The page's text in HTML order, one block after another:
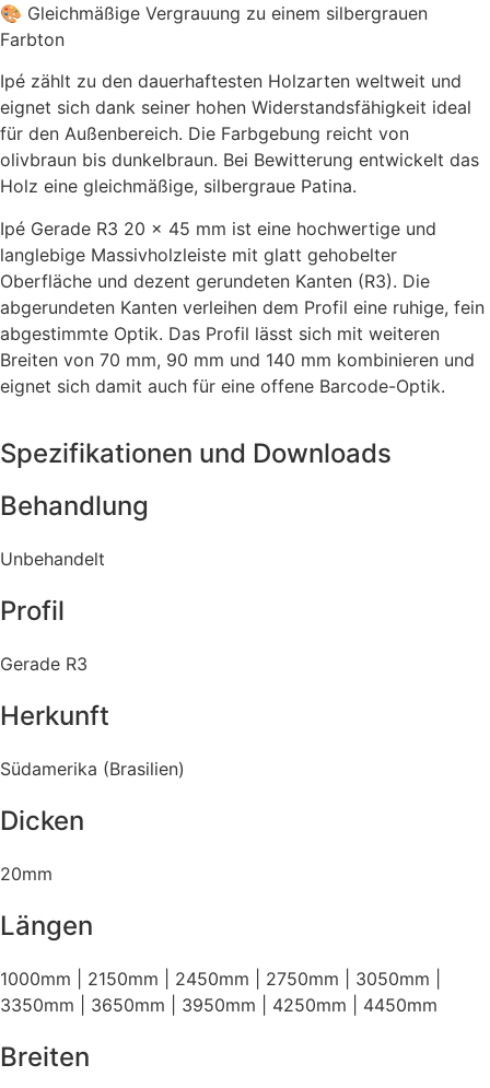
🎨 Gleichmäßige Vergrauung zu einem silbergrauen
Farbton
Ipé zählt zu den dauerhaftesten Holzarten weltweit und
eignet sich dank seiner hohen Widerstandsfähigkeit ideal
für den Außenbereich. Die Farbgebung reicht von
olivbraun bis dunkelbraun. Bei Bewitterung entwickelt das
Holz eine gleichmäßige, silbergraue Patina.
Ipé Gerade R3 20 × 45 mm ist eine hochwertige und
langlebige Massivholzleiste mit glatt gehobelter
Oberfläche und dezent gerundeten Kanten (R3). Die
abgerundeten Kanten verleihen dem Profil eine ruhige, fein
abgestimmte Optik. Das Profil lässt sich mit weiteren
Breiten von 70 mm, 90 mm und 140 mm kombinieren und
eignet sich damit auch für eine offene Barcode-Optik.
Spezifikationen und Downloads
Behandlung
Unbehandelt
Profil
Gerade R3
Herkunft
Südamerika (Brasilien)
Dicken
20mm
Längen
1000mm | 2150mm | 2450mm | 2750mm | 3050mm |
3350mm | 3650mm | 3950mm | 4250mm | 4450mm
Breiten